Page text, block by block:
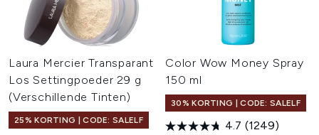
Laura Mercier Transparant
Los Settingpoeder 29 g
(Verschillende Tinten)
25% KORTING | CODE: SALELF
Color Wow Money Spray
150 ml
30% KORTING | CODE: SALELF
4.7 (1249)